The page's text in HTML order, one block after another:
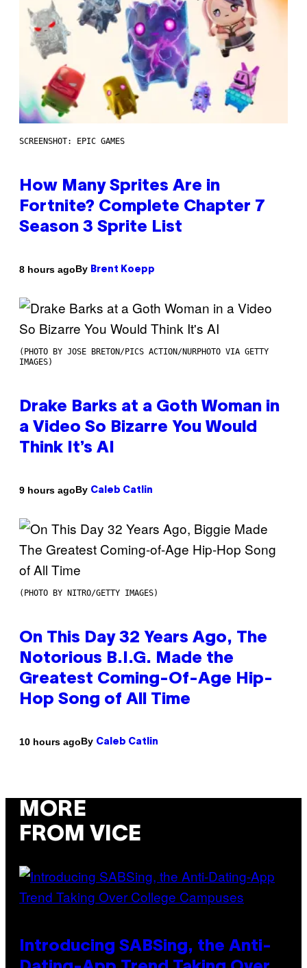
SCREENSHOT: EPIC GAMES
How Many Sprites Are in
Fortnite? Complete Chapter 7
Season 3 Sprite List
8 hours agoBy Brent Koepp
(PHOTO BY JOSE BRETON/PICS ACTION/NURPHOTO VIA GETTY
IMAGES)
Drake Barks at a Goth Woman in
a Video So Bizarre You Would
Think It’s AI
9 hours agoBy Caleb Catlin
(PHOTO BY NITRO/GETTY IMAGES)
On This Day 32 Years Ago, The
Notorious B.I.G. Made the
Greatest Coming-Of-Age Hip-
Hop Song of All Time
10 hours agoBy Caleb Catlin
MORE
FROM VICE
Introducing SABSing, the Anti-